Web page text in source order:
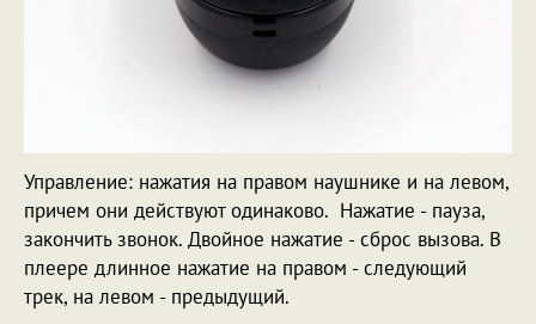
Управление: нажатия на правом наушнике и на левом,
причем они действуют одинаково. Нажатие - пауза,
закончить звонок. Двойное нажатие - сброс вызова. В
плеере длинное нажатие на правом - следующий
трек, на левом - предыдущий.